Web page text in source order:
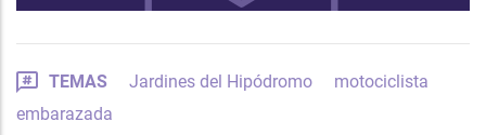
TEMAS Jardines del Hipódromo
motociclista
embarazada